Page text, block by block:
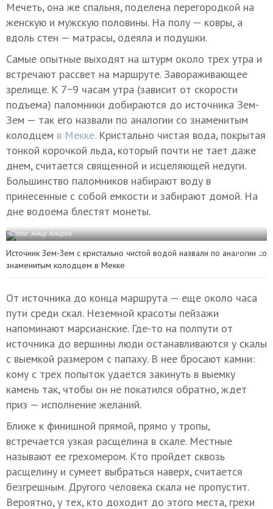
Мечеть, она же спальня, поделена перегородкой на
женскую и мужскую половины. На полу — ковры, а
вдоль стен — матрасы, одеяла и подушки.
Самые опытные выходят на штурм около трех утра и
встречают рассвет на маршруте. Завораживающее
зрелище. К 7−9 часам утра (зависит от скорости
подъема) паломники добираются до источника Зем-
Зем — так его назвали по аналогии со знаменитым
колодцем в Мекке.Кристально чистая вода, покрытая
тонкой корочкой льда, который почти не тает даже
днем, считается священной и исцеляющей недуги.
Большинство паломников набирают воду в
принесенные с собой емкости и забирают домой. На
дне водоема блестят монеты.
Фото: Амир Амиров
Источник Зем-Зем с кристально чистой водой назвали по аналогии со
знаменитым колодцем в Мекке
От источника до конца маршрута — еще около часа
пути среди скал. Неземной красоты пейзажи
напоминают марсианские. Где-то на полпути от
источника до вершины люди останавливаются у скалы
с выемкой размером с папаху. В нее бросают камни:
кому с трех попыток удается закинуть в выемку
камень так, чтобы он не покатился обратно, ждет
приз — исполнение желаний.
Ближе к финишной прямой, прямо у тропы,
встречается узкая расщелина в скале. Местные
называют ее грехомером. Кто пройдет сквозь
расщелину и сумеет выбраться наверх, считается
безгрешным. Другого человека скала не пропустит.
Вероятно, у тех, кто доходит до этого места, грехи